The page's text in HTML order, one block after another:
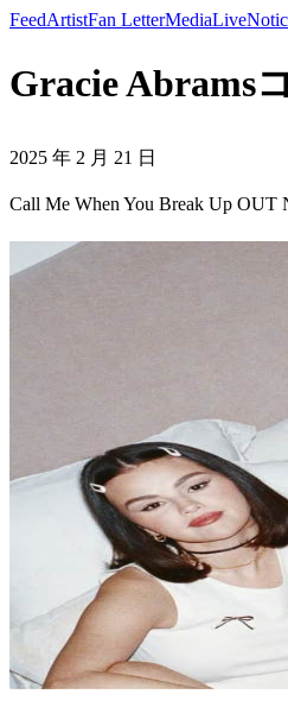
FeedArtistFan LetterMediaLive
Gracie Abrams
2025 年 2 月 21 日
Call Me When You Break Up